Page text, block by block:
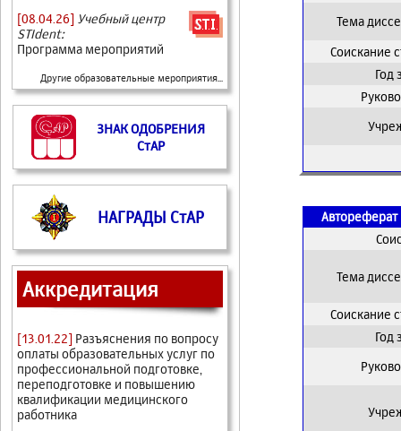
[08.04.26] Учебный центр
STIdent:
Программа мероприятий
Другие образовательные мероприятия...
ЗНАК ОДОБРЕНИЯ
СтАР
НАГРАДЫ СтАР
Аккредитация
[13.01.22] Разъяснения по вопросу
оплаты образовательных услуг по
профессиональной подготовке,
переподготовке и повышению
квалификации медицинского
работника
Тема
Соискание
Год
Автореферат
Тема
Соискание
Год